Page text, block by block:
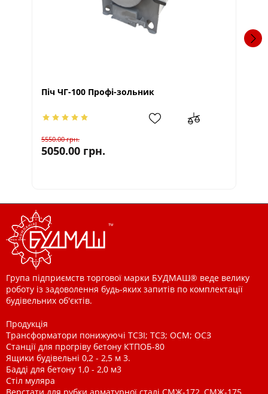
Піч ЧГ-100 Профі-зольник
5550.00грн.
5050.00 грн.
Група підприємств торгової марки БУДМАШ® веде велику
роботу із задоволення будь-яких запитів по комплектації
будівельних об'єктів.
Продукція
Трансформатори понижуючі ТСЗІ; ТСЗ; ОСМ; ОСЗ
Станції для прогріву бетону КТПОБ-80
Ящики будівельні 0,2 - 2,5 м 3.
Бадді для бетону 1,0 - 2,0 м3
Стіл муляра
Верстати для рубки арматурної сталі СМЖ-172, СМЖ-175,